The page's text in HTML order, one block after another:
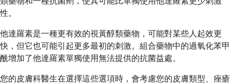
性。
他達羅素是一種更有效的視黃醇類藥物，可能對某些人起效更
快，但它也可能引起更多最初的刺激。組合藥物中的過氧化苯甲
酰增加了他達羅素單獨使用無法提供的抗菌益處。
您的皮膚科醫生在選擇這些選項時，會考慮您的皮膚類型、痤瘡